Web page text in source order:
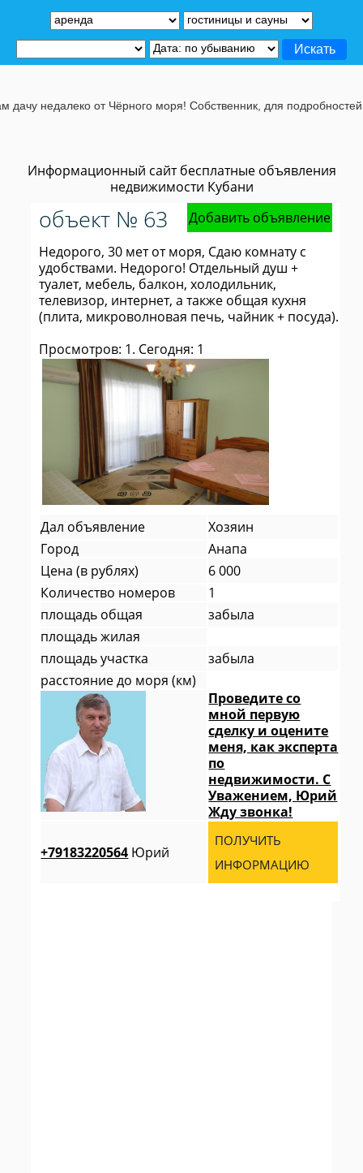
Информационный сайт бесплатные объявления
недвижимости Кубани
Добавить объявление
объект № 63
Недорого, 30 мет от моря, Сдаю комнату с
удобствами. Недорого! Отдельный душ +
туалет, мебель, балкон, холодильник,
телевизор, интернет, а также общая кухня
(плита, микроволновая печь, чайник + посуда).
Просмотров: 1. Сегодня: 1
Дал объявление
Хозяин
Город
Анапа
Цена (в рублях)
6 000
Количество номеров
1
площадь общая
забыла
площадь жилая
площадь участка
забыла
расстояние до моря (км)
Проведите со
мной первую
сделку и оцените
меня, как эксперта
по
недвижимости. С
Уважением, Юрий
Жду звонка!
+79183220564 Юрий
ПОЛУЧИТЬ
ИНФОРМАЦИЮ
недалеко от Чёрного моря! Собственник, для подробностей,